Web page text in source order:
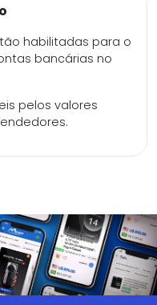
habilitadas para o
bancárias no
pelos valores